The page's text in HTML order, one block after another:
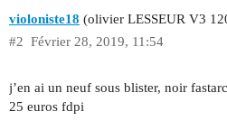
violoniste18 (olivier LESSEUR V3
Février 28, 2019, 11:54
#2
j’en ai un neuf sous blister, noir
25 euros fdpi